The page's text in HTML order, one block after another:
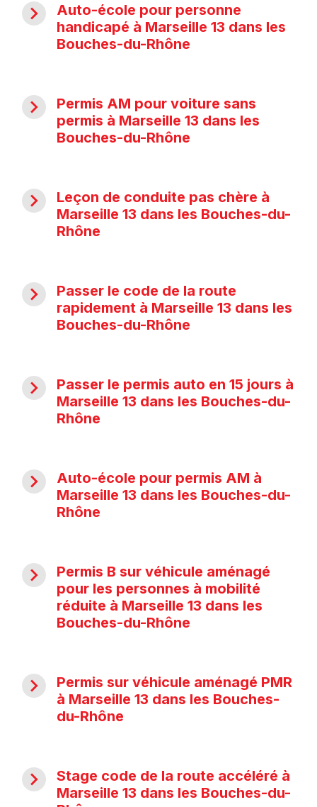
navigate_next
Auto-école pour personne
handicapé à Marseille 13 dans les
Bouches-du-Rhône
navigate_next
Permis AM pour voiture sans
permis à Marseille 13 dans les
Bouches-du-Rhône
navigate_next
Leçon de conduite pas chère à
Marseille 13 dans les Bouches-du-
Rhône
navigate_next
Passer le code de la route
rapidement à Marseille 13 dans les
Bouches-du-Rhône
navigate_next
Passer le permis auto en 15 jours à
Marseille 13 dans les Bouches-du-
Rhône
navigate_next
Auto-école pour permis AM à
Marseille 13 dans les Bouches-du-
Rhône
navigate_next
Permis B sur véhicule aménagé
pour les personnes à mobilité
réduite à Marseille 13 dans les
Bouches-du-Rhône
navigate_next
Permis sur véhicule aménagé PMR
à Marseille 13 dans les Bouches-
du-Rhône
navigate_next
Stage code de la route accéléré à
Marseille 13 dans les Bouches-du-